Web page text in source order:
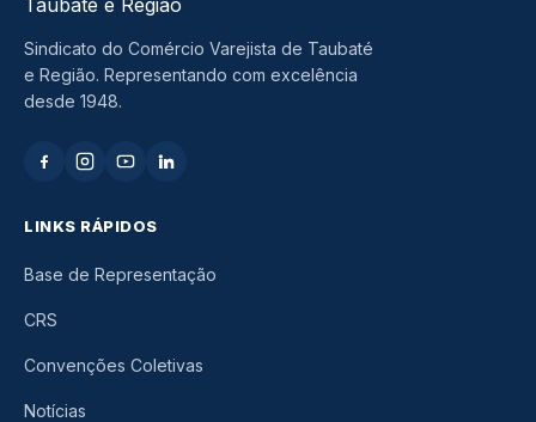
Sindicato do Comércio Varejista de Taubaté
e Região. Representando com excelência
desde 1948.
LINKS RÁPIDOS
Base de Representação
CRS
Convenções Coletivas
Notícias